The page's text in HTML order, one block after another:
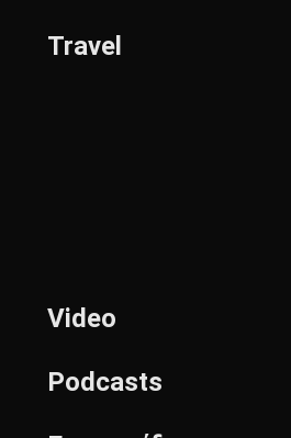
Travel
Video
Podcasts